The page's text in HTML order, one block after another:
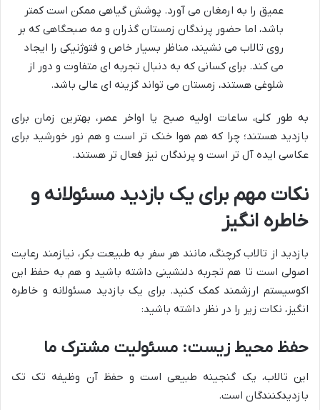
عمیق را به ارمغان می آورد. پوشش گیاهی ممکن است کمتر
باشد، اما حضور پرندگان زمستان گذران و مه صبحگاهی که بر
روی تالاب می نشیند، مناظر بسیار خاص و فتوژنیکی را ایجاد
می کند. برای کسانی که به دنبال تجربه ای متفاوت و دور از
شلوغی هستند، زمستان می تواند گزینه ای عالی باشد.
به طور کلی، ساعات اولیه صبح یا اواخر عصر، بهترین زمان برای
بازدید هستند؛ چرا که هم هوا خنک تر است و هم نور خورشید برای
عکاسی ایده آل تر است و پرندگان نیز فعال تر هستند.
نکات مهم برای یک بازدید مسئولانه و
خاطره انگیز
بازدید از تالاب کرچنگ، مانند هر سفر به طبیعت بکر، نیازمند رعایت
اصولی است تا هم تجربه دلنشینی داشته باشید و هم به حفظ این
اکوسیستم ارزشمند کمک کنید. برای یک بازدید مسئولانه و خاطره
انگیز، نکات زیر را در نظر داشته باشید:
حفظ محیط زیست: مسئولیت مشترک ما
این تالاب، یک گنجینه طبیعی است و حفظ آن وظیفه تک تک
بازدیدکنندگان است.